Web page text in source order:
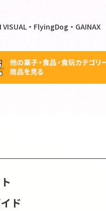
VISUAL・FlyingDog・GAINAX
ド